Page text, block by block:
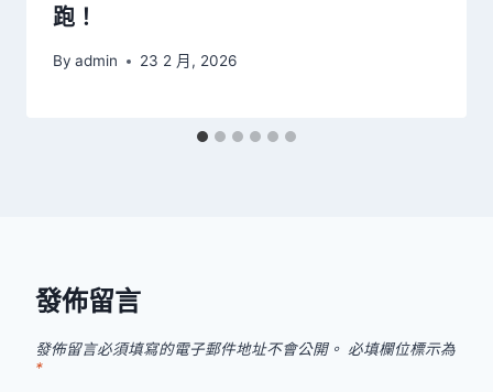
跑！
By admin 23 2 月, 2026
發佈留言
發佈留言必須填寫的電子郵件地址不會公開。 必填欄位標示為
*